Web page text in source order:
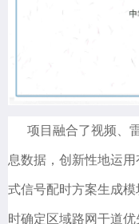
项目融合了视频、
息数据，创新性地运
式信号配时方案生成
时确定区域路网干道